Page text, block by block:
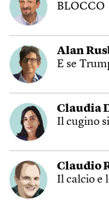
BLOCCO
Alan
E se
Claudia
Il cugino
Claudio
Il calcio e